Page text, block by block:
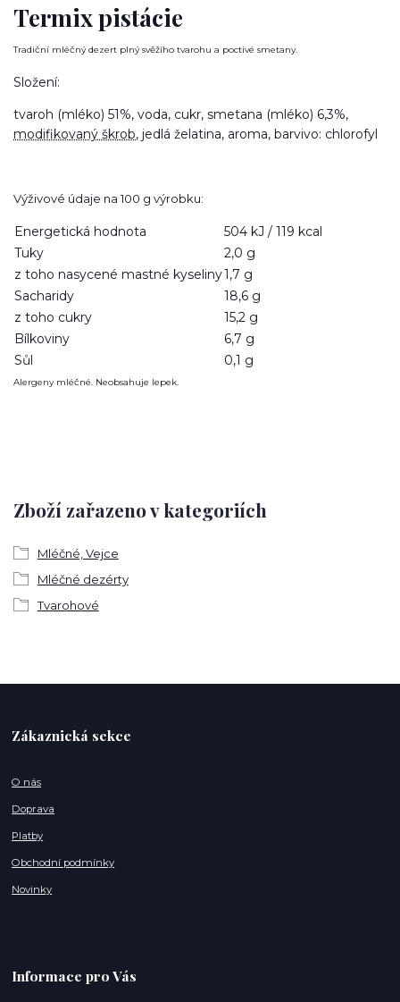
Termix pistácie
Tradiční mléčný dezert plný svěžího tvarohu a poctivé smetany.
Složení:
tvaroh (mléko) 51%, voda, cukr, smetana (mléko) 6,3%,
modifikovaný škrob, jedlá želatina, aroma, barvivo: chlorofyl
Výživové údaje na 100 g výrobku:
Energetická hodnota
504 kJ / 119 kcal
Tuky
2,0 g
z toho nasycené mastné kyseliny1,7 g
Sacharidy
18,6 g
z toho cukry
15,2 g
Bílkoviny
6,7 g
Sůl
0,1 g
Alergeny mléčné. Neobsahuje lepek.
Zboží zařazeno v kategoriích
Mléčné, Vejce
Mléčné dezérty
Tvarohové
Zákaznická sekce
O nás
Doprava
Platby
Obchodní podmínky
Novinky
Informace pro Vás